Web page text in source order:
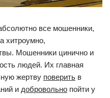
все мошенники,
хитроумно,
Мошенники цинично и
людей. Их главная
жертву поверить в
и добровольно пойти у